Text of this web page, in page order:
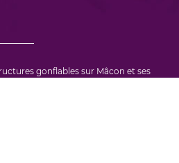
gonflables sur Mâcon et ses